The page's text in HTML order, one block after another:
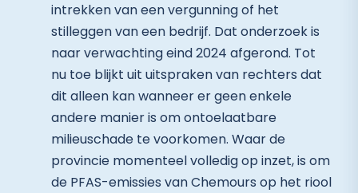
intrekken van een vergunning of het
stilleggen van een bedrijf. Dat onderzoek is
naar verwachting eind 2024 afgerond. Tot
nu toe blijkt uit uitspraken van rechters dat
dit alleen kan wanneer er geen enkele
andere manier is om ontoelaatbare
milieuschade te voorkomen. Waar de
provincie momenteel volledig op inzet, is om
de PFAS-emissies van Chemours op het riool